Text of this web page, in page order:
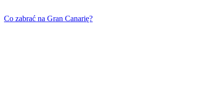
Co zabrać na Gran Canarię?